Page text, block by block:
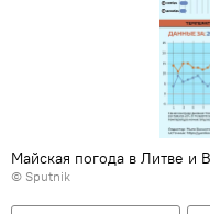
Майская погода в Литве и
© Sputnik